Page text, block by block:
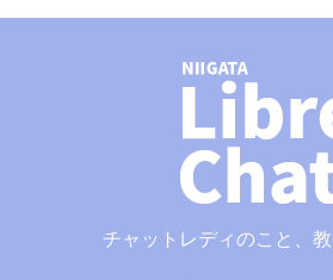
チャットレディのこと、